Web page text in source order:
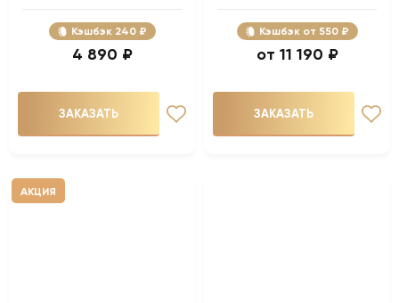
Кэшбэк 240 ₽
4 890 ₽
ЗАКАЗАТЬ
Кэшбэк 550 ₽
11 190 ₽
ЗАКАЗАТЬ
АКЦИЯ